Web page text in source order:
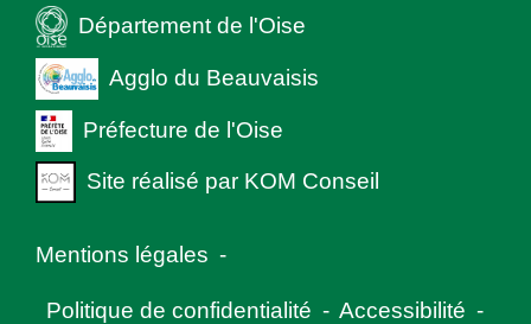
Département de l'Oise
Agglo du Beauvaisis
Préfecture de l'Oise
Site réalisé par KOM Conseil
Mentions légales -
Politique de confidentialité - Accessibilité -